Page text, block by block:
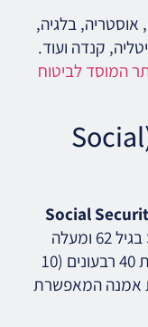
בלגיה,
קנדה ועוד.
המוסד לביטוח
פנסיה מארצות הברית (Social
Social
(FICA) זכאים לקצבת Social Security בגיל 62 ומעלה
(מלאה בגיל 67). הזכאות מחייבת לפחות 40 רבעונים (10
אמנה המאפשרת